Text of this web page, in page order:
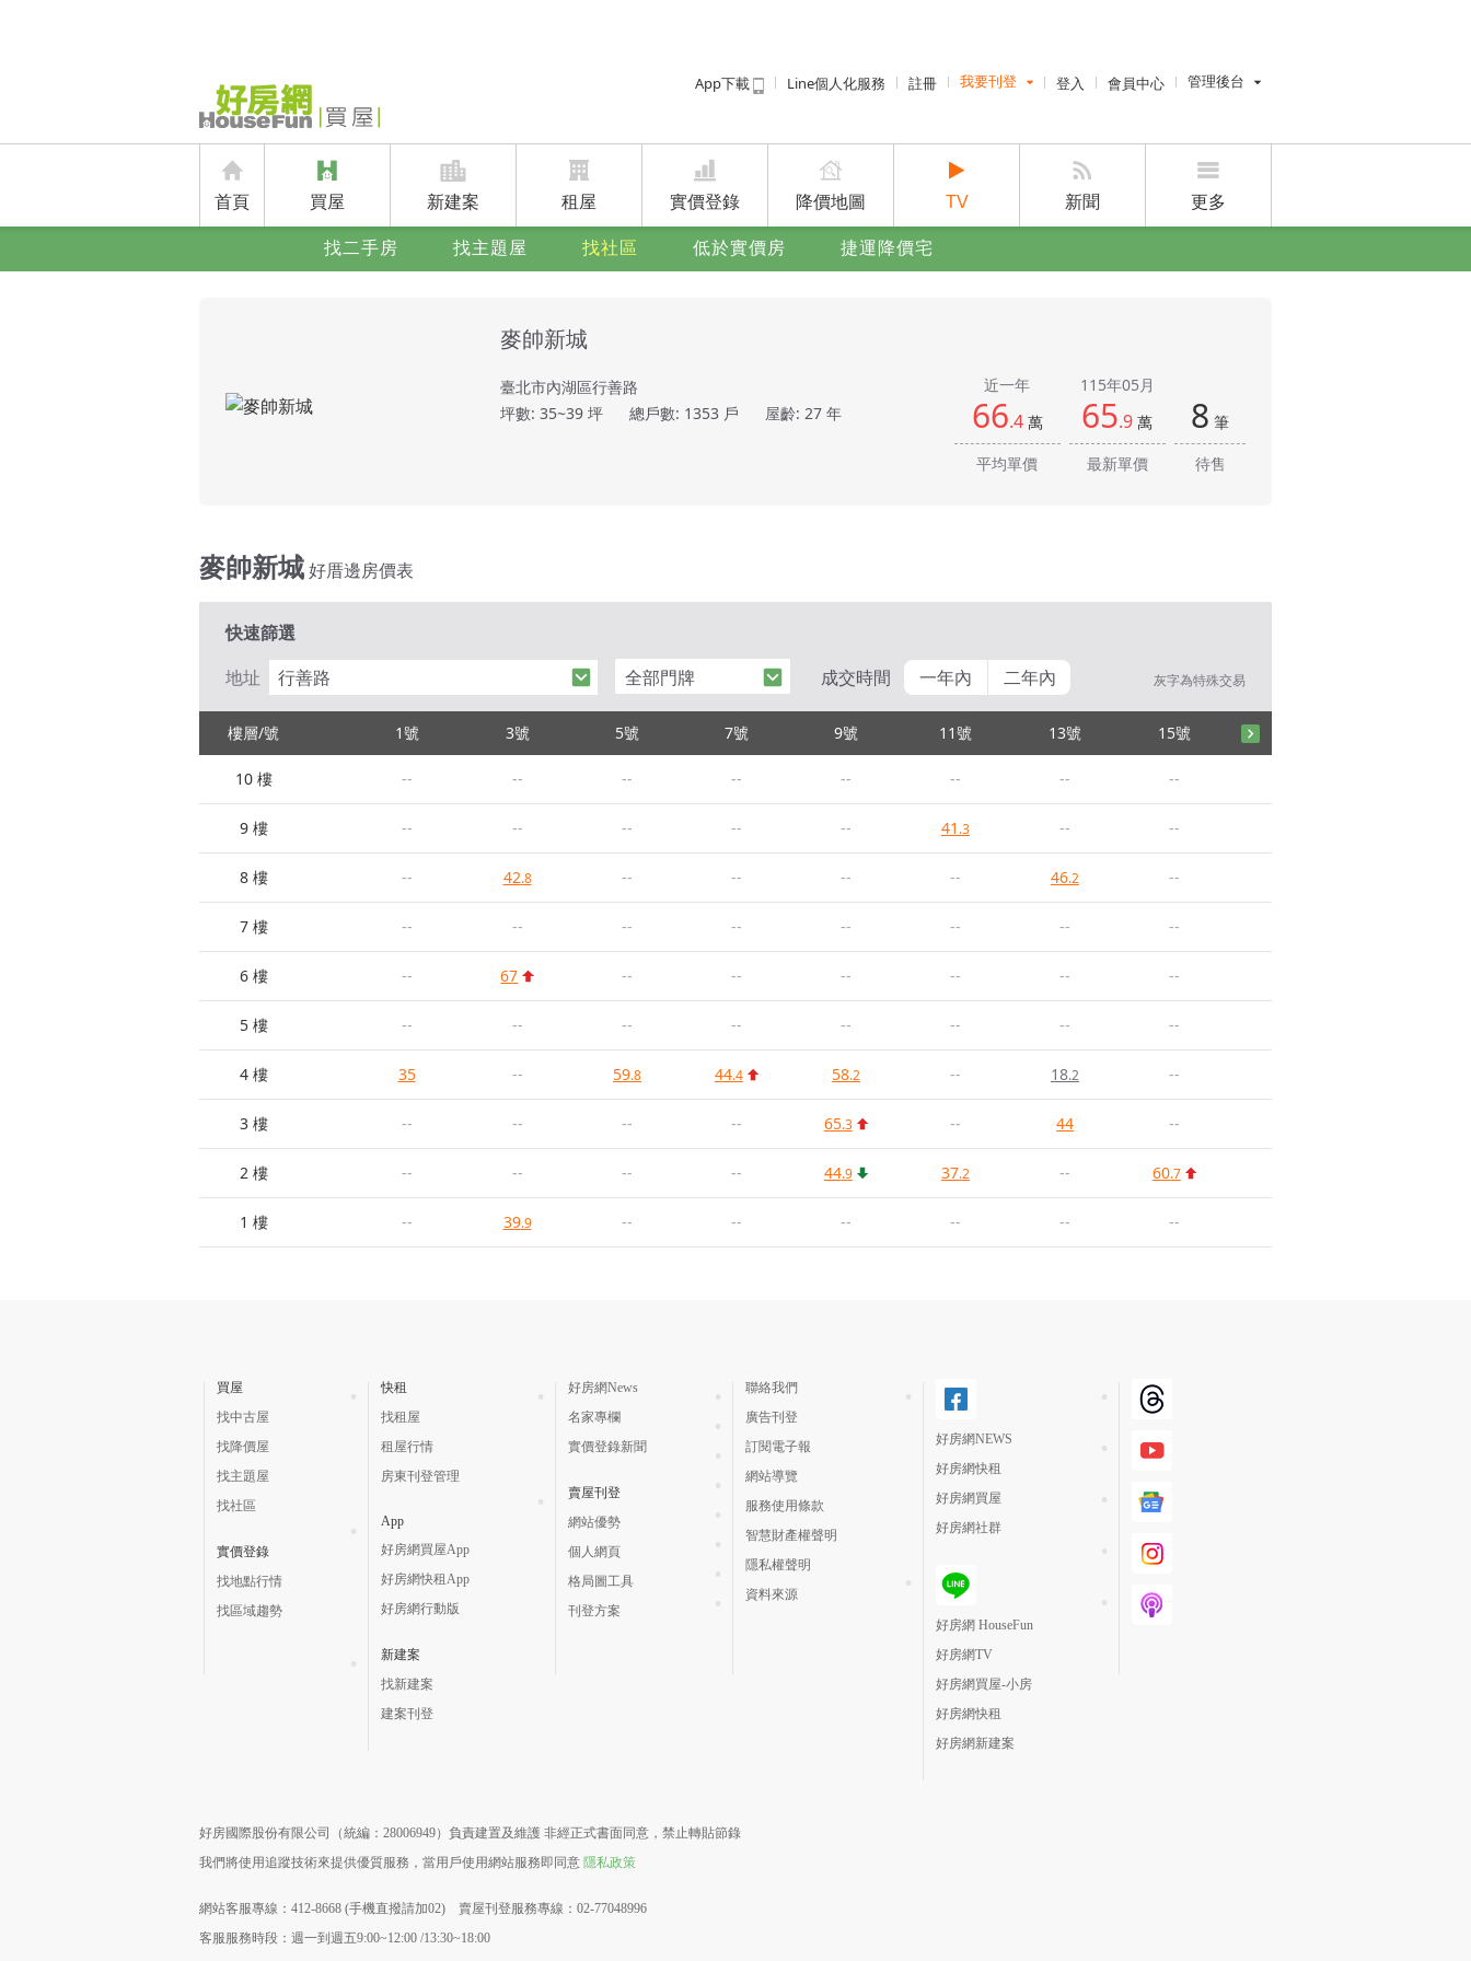
App下載 Line個人化服務 註冊 我要刊登
賣屋刊登
廣告刊登
登入 會員中心 管理後台
屋主管理後台
首頁 買屋 新建案 租屋 實價登錄 降價地圖 TV 新聞 更多
找二手房 找主題屋 找社區 低於實價房 捷運降價宅
麥帥新城
臺北市內湖區行善路
坪數: 35~39 坪
總戶數: 1353 戶 屋齡: 27 年
近一年
66.4 萬
平均單價
115年05月
65.9 萬
最新單價
8 筆
待售
麥帥新城好厝邊房價表
快速篩選
地址
行善路 全部門牌 成交時間 一年內 二年內 灰字為特殊交易
樓層/號 1號 3號 5號 7號 9號 11號 13號 15號
10 樓 -- -- -- -- -- -- -- --
9 樓 -- -- -- -- -- 41 .3 -- --
8 樓 -- 42.8 -- -- -- -- 46.2 --
7 樓 -- -- -- -- -- -- -- --
6 樓 -- 67 -- -- -- -- -- --
5 樓 -- -- -- -- -- -- -- --
4 樓 35 -- 59.8 44.4 58.2 -- 18.2 --
3 樓 -- -- -- -- 65.3 -- 44 --
2 樓 -- -- -- -- 44.9 37.2 -- 60.7
1 樓 -- 39.9 -- -- -- -- -- --
買屋
找中古屋
找降價屋
找主題屋
找社區
實價登錄
找地點行情
找區域趨勢
快租
找租屋
租屋行情
房東刊登管理
App
好房網買屋App
好房網快租App
好房網行動版
新建案
找新建案
建案刊登
好房網News
名家專欄
實價登錄新聞
賣屋刊登
網站優勢
個人網頁
格局圖工具
刊登方案
聯絡我們
廣告刊登
訂閱電子報
網站導覽
服務使用條款
智慧財產權聲明
隱私權聲明
資料來源
好房網NEWS
好房網快租
好房網買屋
好房網社群
好房網 HouseFun
好房網TV
好房網買屋-小房
好房網快租
好房網新建案
好房國際股份有限公司（統編：28006949）負責建置及維護 非經正式書面同意，禁止轉貼節錄
我們將使用追蹤技術來提供優質服務，當用戶使用網站服務即同意 隱私政策
網站客服專線：412-8668 (手機直撥請加02) 賣屋刊登服務專線：02-77048996
客服服務時段：週一到週五9:00~12:00 /13:30~18:00